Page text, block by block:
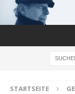
STARTSEITE